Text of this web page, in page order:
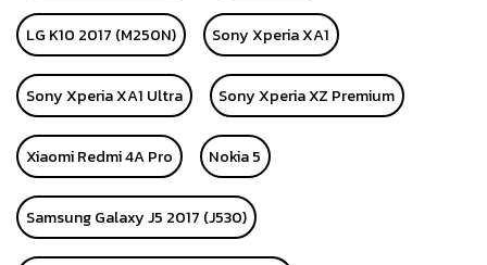
LG K10 2017 (M250N) Sony Xperia XA1
Sony Xperia XA1 Ultra Sony Xperia XZ Premium
Xiaomi Redmi 4A Pro Nokia 5
Samsung Galaxy J5 2017 (J530)